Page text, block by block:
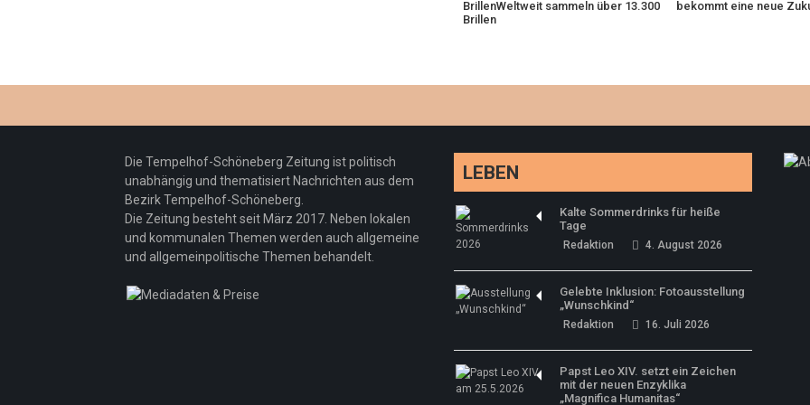
BrillenWeltweit sammeln über 13.300
Brillen
bekommt eine neue
Die Tempelhof-Schöneberg Zeitung ist politisch
unabhängig und thematisiert Nachrichten aus dem
Bezirk Tempelhof-Schöneberg.
Die Zeitung besteht seit März 2017. Neben lokalen
und kommunalen Themen werden auch allgemeine
und allgemeinpolitische Themen behandelt.
LEBEN
Kalte Sommerdrinks für heiße
Tage
Redaktion 4. August 2026
Gelebte Inklusion: Fotoausstellung
„Wunschkind“
Redaktion 16. Juli 2026
Papst Leo XIV. setzt ein Zeichen
mit der neuen Enzyklika
„Magnifica Humanitas“